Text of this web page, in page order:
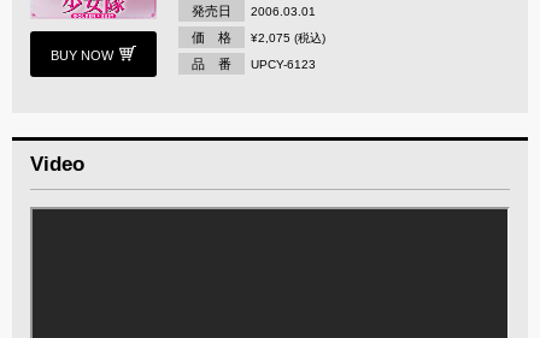
BUY NOW
発売日 2006.03.01
価 格 ¥2,075 (税込)
品 番 UPCY-6123
Video